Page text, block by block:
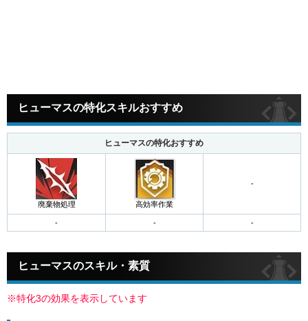
ヒューマスの特化スキルおすすめ
ヒューマスの特化おすすめ
廃棄物処理 高効率作業
-
ヒューマスのスキル・素質
※特化3の効果を表示しています